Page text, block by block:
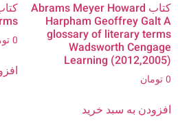
کتاب Abrams Meyer Howard
Harpham Geoffrey Galt A
glossary of literary terms
Wadsworth Cengage
Learning (2012,2005)
0تومان
افزودن به سبد خرید
0